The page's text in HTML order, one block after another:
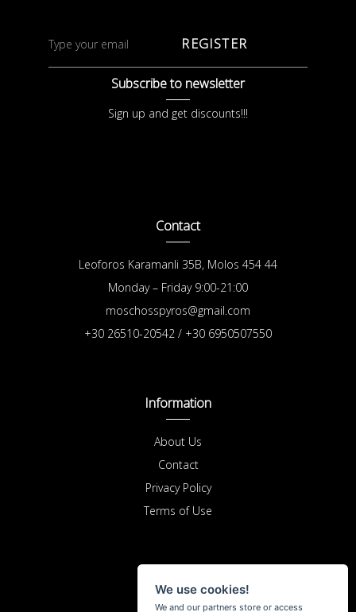
REGISTER
Subscribe to newsletter
Sign up and get discounts!!!
Contact
Leoforos Karamanli 35B, Molos 454 44
Monday – Friday 9:00-21:00
moschosspyros@gmail.com
+30 26510-20542 / +30 6950507550
Information
About Us
Contact
Privacy Policy
Terms of Use
We use cookies!
We and our partners store or access